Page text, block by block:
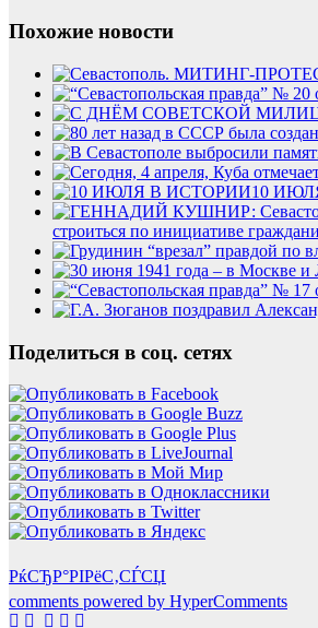
Похожие новости
10
строиться по инициативе
Поделиться в соц. сетях
РќСЂР°РІРёС‚СЃСЏ
comments powered by HyperComments